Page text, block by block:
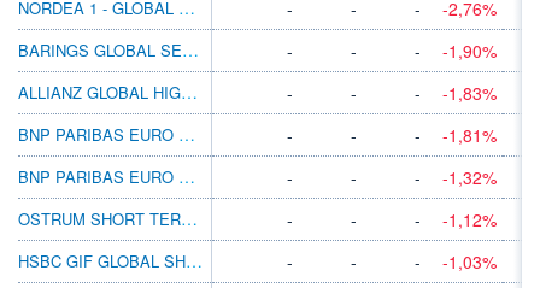
NORDEA 1 - GLOBAL HIGH YIELD BD HBI EUR
- - -
-2,76%
BARINGS GLOBAL SENIOR SCRD BD B EUR ACC
- - -
-1,90%
ALLIANZ GLOBAL HIGH YIELD A H2 EUR
- - -
-1,83%
BNP PARIBAS EURO HY SHORT DUR BD N D
- - -
-1,81%
BNP PARIBAS EURO HY SHORT DUR BD CL D
- - -
-1,32%
OSTRUM SHORT TERM GLB HI INC H-R/D EUR
- - -
-1,12%
HSBC GIF GLOBAL SHRT DUR HIYLD BD ADHEUR
- - -
-1,03%